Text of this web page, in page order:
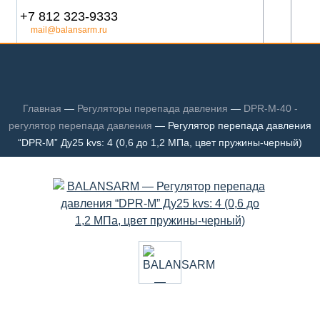
+7 812 323-9333
mail@balansarm.ru
Главная — Регуляторы перепада давления — DPR-M-40 -
регулятор перепада давления — Регулятор перепада давления
“DPR-M” Ду25 kvs: 4 (0,6 до 1,2 МПа, цвет пружины-черный)